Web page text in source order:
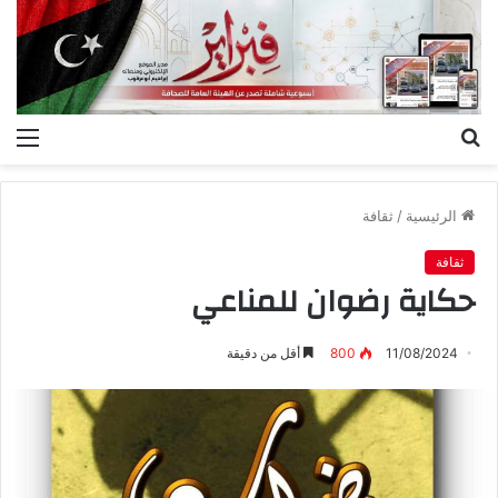
الرئيسية / ثقافة
ثقافة
حكاية رضوان للمناعي
11/08/2024
800 أقل من دقيقة